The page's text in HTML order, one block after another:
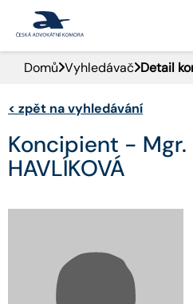
PORTÁL ČAK
DOMŮ
AKTUALITY
ADVOKÁTNÍ DENÍK
Domů Vyhledávač Detail
< zpět na vyhledávání
Koncipient - Mgr.
HAVLÍKOVÁ